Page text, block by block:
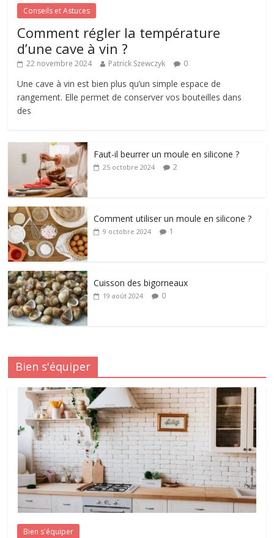
Conseils et Astuces
Comment régler la température
d’une cave à vin ?
22 novembre 2024 Patrick Szewczyk 0
Une cave à vin est bien plus qu’un simple espace de
rangement. Elle permet de conserver vos bouteilles dans
des
Faut-il beurrer un moule en silicone ?
25 octobre 2024 2
Comment utiliser un moule en silicone ?
9 octobre 2024 1
Cuisson des bigorneaux
19 août 2024 0
Bien s'équiper
Bien s'équiper